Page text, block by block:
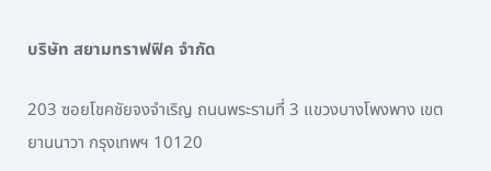
บริษัท สยามทราฟฟิค จำกัด
203 ซอยโชคชัยจงจำเริญ ถนนพระรามที่ 3 แขวงบางโพงพาง เขต
ยานนาวา กรุงเทพฯ 10120